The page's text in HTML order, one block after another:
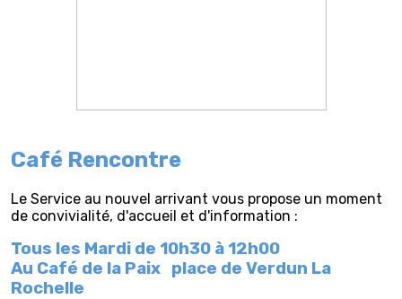
Café Rencontre
Le Service au nouvel arrivant vous propose un moment
de convivialité, d'accueil et d'information :
Tous les Mardi de 10h30 à 12h00
Au Café de la Paix place de Verdun La
Rochelle